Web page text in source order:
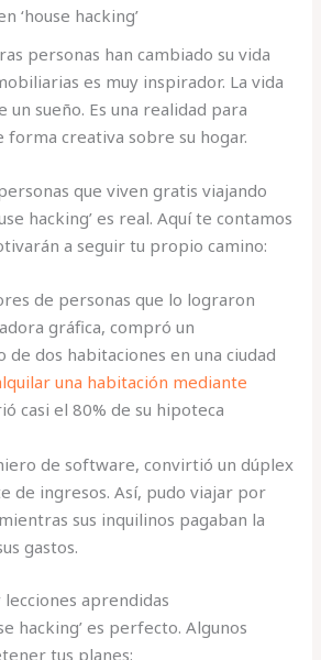
‘house hacking’
personas han cambiado su vida
es muy inspirador. La vida
un sueño. Es una realidad para
forma creativa sobre su hogar.
que viven gratis viajando
hacking’ es real. Aquí te contamos
a seguir tu propio camino:
de personas que lo lograron
gráfica, compró un
de dos habitaciones en una ciudad
una habitación mediante
casi el 80% de su hipoteca
de software, convirtió un dúplex
de ingresos. Así, pudo viajar por
sus inquilinos pagaban la
gastos.
aprendidas
hacking’ es perfecto. Algunos
tus planes: